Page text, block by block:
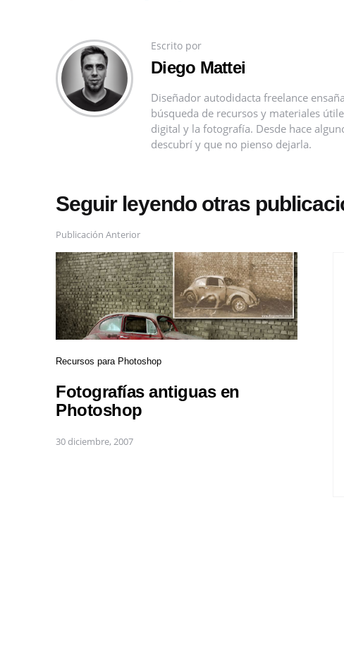
Escrito por
Diego Mattei
Diseñador autodidacta freelance
búsqueda de recursos y materiales
digital y la fotografía. Desde hace
descubrí y que no pienso dejarla.
Seguir leyendo otras
Publicación Anterior
Recursos para Photoshop
Fotografías antiguas en
Photoshop
30 diciembre, 2007